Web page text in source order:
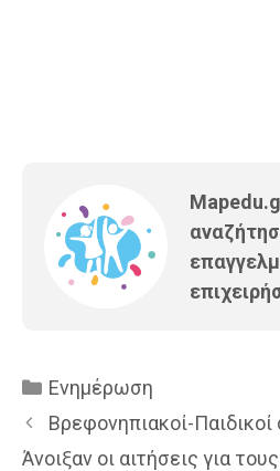
Κατηγορίες
Ενημέρωση
Βρεφονηπιακοί-
Άνοιξαν οι αιτήσεις για